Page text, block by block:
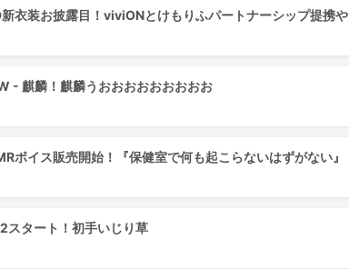
衣装お披露目！viviONとけもりふパートナーシップ提携や
- 麒麟！麒麟うおおおおおおおおお
ボイス販売開始！『保健室で何も起こらないはずがない
スタート！初手いじり草